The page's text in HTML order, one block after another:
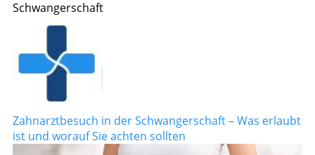
Schwangerschaft
Zahnarztbesuch in der Schwangerschaft – Was erlaubt
ist und worauf Sie achten sollten